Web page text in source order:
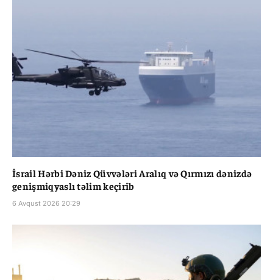
İsrail Hərbi Dəniz Qüvvələri Aralıq və Qırmızı dənizdə
genişmiqyaslı təlim keçirib
6 Avqust 2026 20:29